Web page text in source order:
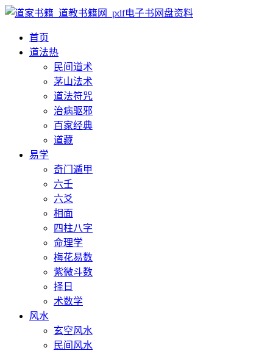
首页
道法热
民间道术
茅山法术
道法符咒
治病驱邪
百家经典
道藏
易学
奇门遁甲
六壬
六爻
相面
四柱八字
命理学
梅花易数
紫微斗数
择日
术数学
风水
玄空风水
民间风水